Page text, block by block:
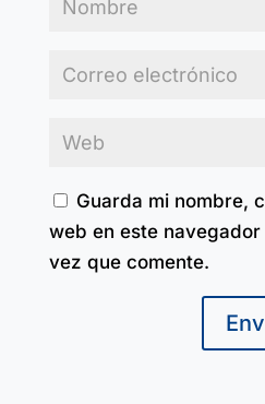
Guarda mi nombre,
web en este
vez que comente.